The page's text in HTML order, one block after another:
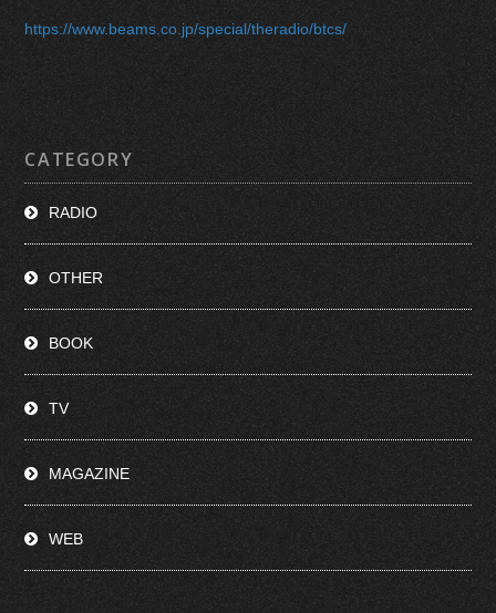
https://www.beams.co.jp/special/theradio/btcs/
CATEGORY
RADIO
OTHER
BOOK
TV
MAGAZINE
WEB